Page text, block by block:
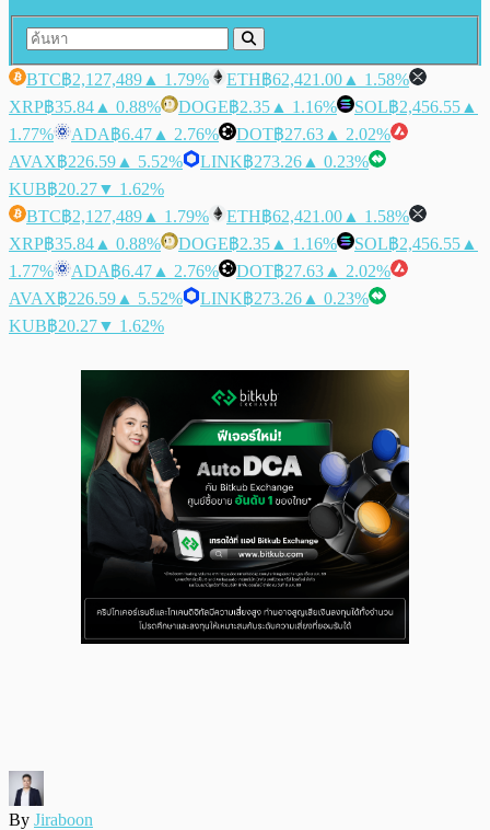
BTC฿2,127,489 ▲ 1.79% ETH฿62,421.00 ▲ 1.58%
XRP฿35.84 ▲ 0.88% DOGE฿2.35 ▲ 1.16% SOL฿2,456.55 ▲
1.77%
ADA฿6.47 ▲ 2.76% DOT฿27.63 ▲ 2.02%
AVAX฿226.59 ▲ 5.52% LINK฿273.26 ▲ 0.23%
KUB฿20.27▼ 1.62%
BTC฿2,127,489 ▲ 1.79% ETH฿62,421.00 ▲ 1.58%
XRP฿35.84 ▲ 0.88% DOGE฿2.35 ▲ 1.16% SOL฿2,456.55 ▲
1.77%
ADA฿6.47 ▲ 2.76% DOT฿27.63 ▲ 2.02%
AVAX฿226.59 ▲ 5.52% LINK฿273.26 ▲ 0.23%
KUB฿20.27▼ 1.62%
By Jiraboon